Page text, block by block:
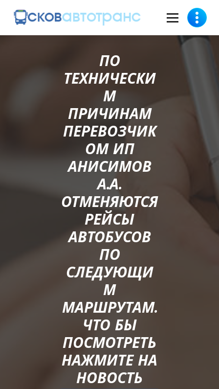
ПО
ТЕХНИЧЕСКИ
М
ПРИЧИНАМ
ПЕРЕВОЗЧИК
ОМ ИП
АНИСИМОВ
А.А.
ОТМЕНЯЮТСЯ
РЕЙСЫ
АВТОБУСОВ
ПО
СЛЕДУЮЩИ
М
МАРШРУТАМ.
ЧТО БЫ
ПОСМОТРЕТЬ
НАЖМИТЕ НА
НОВОСТЬ